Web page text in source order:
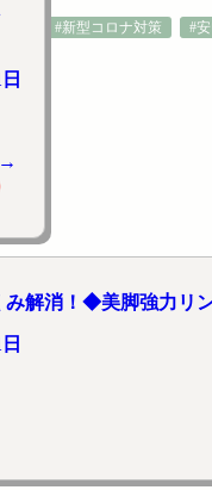
#新型コロナ対策 #
解消！◆美脚強力リ